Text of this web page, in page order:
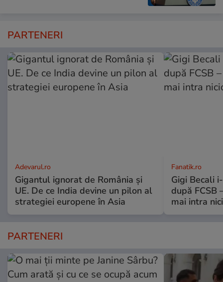
PARTENERI
Adevarul.ro
Gigantul ignorat de România și
UE. De ce India devine un pilon al
strategiei europene în Asia
Fanatik.ro
Gigi Becali
după FCSB
mai intra
PARTENERI